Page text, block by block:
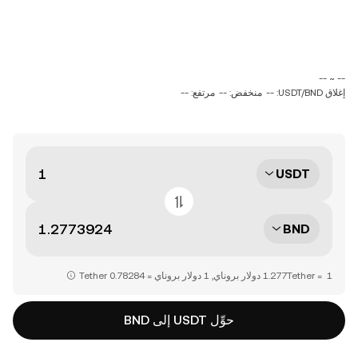
‏-- ~ ‎--‏
إغلاق USDT/BND: --
منخفض: -- مرتفع: --
USDT
BND
حوِّل USDT إلى BND